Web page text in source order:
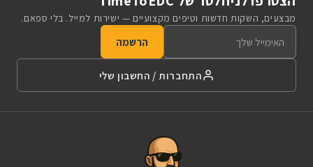
מבצעים, השקות חדשות וטיפים מקצועיים — ישירות למייל. בלי ספאם.
הרשמה
התחברות / החשבון שלי